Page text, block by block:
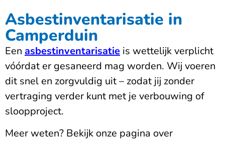
Asbestinventarisatie in
Camperduin
Een asbestinventarisatie is wettelijk verplicht
vóórdat er gesaneerd mag worden. Wij voeren
dit snel en zorgvuldig uit – zodat jij zonder
vertraging verder kunt met je verbouwing of
sloopproject.
Meer weten? Bekijk onze pagina over